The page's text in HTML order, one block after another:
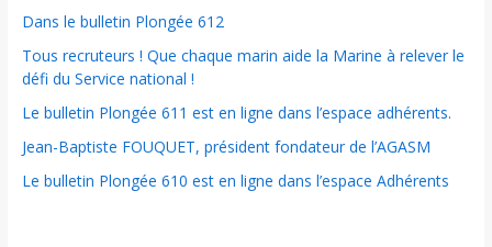
Dans le bulletin Plongée 612
Tous recruteurs ! Que chaque marin aide la Marine à relever le
défi du Service national !
Le bulletin Plongée 611 est en ligne dans l’espace adhérents.
Jean-Baptiste FOUQUET, président fondateur de l’AGASM
Le bulletin Plongée 610 est en ligne dans l’espace Adhérents